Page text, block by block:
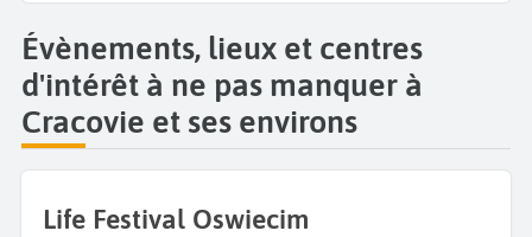
Évènements, lieux et centres
d'intérêt à ne pas manquer à
Cracovie et ses environs
Life Festival Oswiecim